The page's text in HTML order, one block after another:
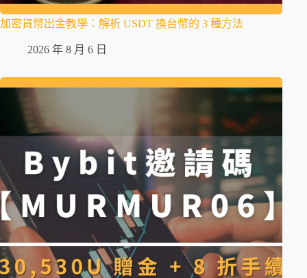
加密貨幣出金教學：解析 USDT 換台幣的 3 種方法
2026 年 8 月 6 日